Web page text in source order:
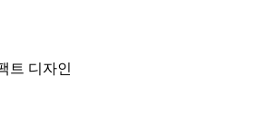
트 디자인